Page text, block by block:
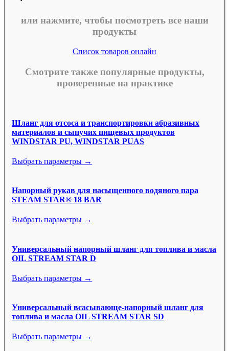
или нажмите, чтобы посмотреть все наши
продукты
Список товаров онлайн
Смотрите также популярные продукты,
проверенные на практике
Шланг для отсоса и транспортировки абразивных
материалов и сыпучих пищевых продуктов
WINDSTAR PU, WINDSTAR PUAS
Выбрать параметры →
Напорный рукав для насыщенного водяного пара
STEAM STAR® 18 BAR
Выбрать параметры →
Универсальный напорный шланг для топлива и масла
OIL STREAM STAR D
Выбрать параметры →
Универсальный всасывающе-напорный шланг для
топлива и масла OIL STREAM STAR SD
Выбрать параметры →